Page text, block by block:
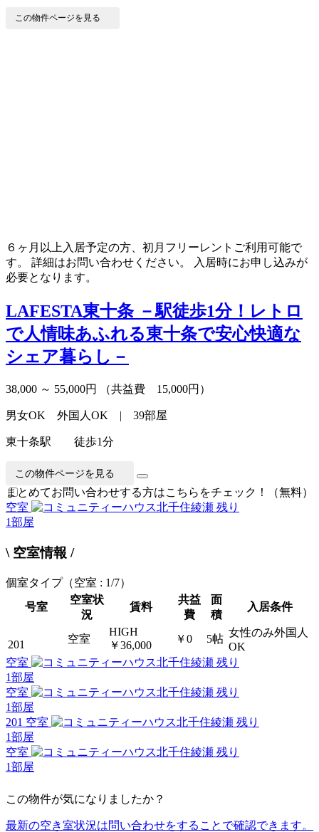
この物件ページを見る
６ヶ月以上入居予定の方、初月フリーレントご利用可能で
す。 詳細はお問い合わせください。 入居時にお申し込みが
必要となります。
LAFESTA東十条 －駅徒歩1分！レトロ
で人情味あふれる東十条で安心快適な
シェア暮らし－
38,000 ～ 55,000円 （共益費 15,000円）
男女OK 外国人OK | 39部屋
東十条駅 徒歩1分
この物件ページを見る
まとめてお問い合わせする方はこちらをチェック！（無料）
空室
残り
1部屋
\ 空室情報 /
個室タイプ（空室 : 1/7）
号室
空室状
況
賃料
共益
費
面
積
入居条件
201 空室
HIGH
￥36,000
￥0 5帖
女性のみ外国人
OK
空室
残り
1部屋
空室
残り
1部屋
201 空室
残り
1部屋
空室
残り
1部屋
この物件が気になりましたか？
最新の空き室状況は問い合わせをすることで確認できます。